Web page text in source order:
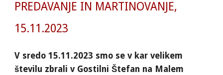
PREDAVANJE IN MARTINOVANJE,
15.11.2023
V sredo 15.11.2023 smo se v kar velikem
številu zbrali v Gostilni Štefan na Malem